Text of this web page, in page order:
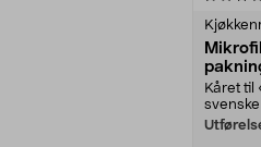
Kåret til
svenske